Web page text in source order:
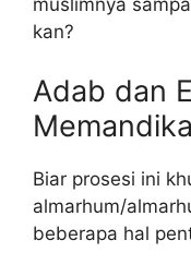
muslimnya
kan?
Adab dan
Biar prosesi ini
almarhum/
beberapa hal